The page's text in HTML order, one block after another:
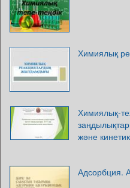
Химиялық
Химиялық-
және
Адсорбция.